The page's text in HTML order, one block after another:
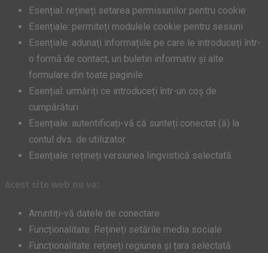
Esențial: rețineți setarea permisiunilor pentru cookie
Esențiale: permiteți modulele cookie pentru sesiuni
Esențiale: adunați informațiile pe care le introduceți într-
o formă de contact, un buletin informativ și alte
formulare din toate paginile
Esențial: urmăriți ce introduceți într-un coș de
cumpărături
Esențiale: autentificați-vă că sunteți conectat (ă) la
contul dvs. de utilizator
Esențiale: rețineți versiunea lingvistică selectată
Amintiți-vă datele de conectare
Funcționalitate: Rețineți setările media sociale
Funcționalitate: rețineți regiunea și țara selectată